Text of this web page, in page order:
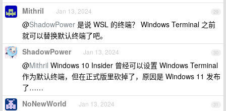
29
Mithril Jan 13, 2024
@ShadowPower 是说 WSL 的终端？ Windows Terminal 之前
就可以替换默认终端了吧。
30
ShadowPower Jan 13, 2024
@Mithril Windows 10 Insider 曾经可以设置 Windows Terminal
作为默认终端，但在正式版里砍掉了，原因是 Windows 11 发布
了……
31
NoNewWorld Jan 13, 2024